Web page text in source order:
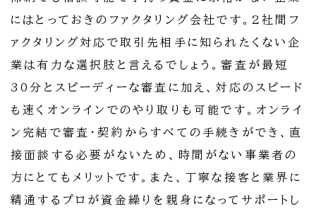
にはとっておきのファクタリング会社です。2社間フ
ァクタリング対応で取引先相手に知られたくない企
業は有力な選択肢と言えるでしょう。審査が最短
30分とスピーディーな審査に加え、対応のスピード
も速くオンラインでのやり取りも可能です。オンライ
ン完結で審査・契約からすべての手続きができ、直
接面談する必要がないため、時間がない事業者の
方にとてもメリットです。また、丁寧な接客と業界に
精通するプロが資金繰りを親身になってサポートし